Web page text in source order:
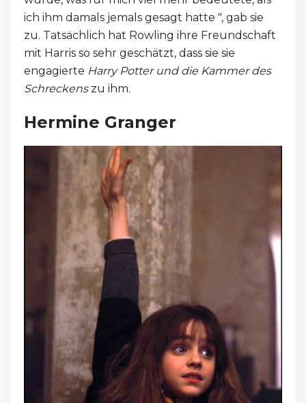
ich ihm damals jemals gesagt hatte ", gab sie
zu. Tatsächlich hat Rowling ihre Freundschaft
mit Harris so sehr geschätzt, dass sie sie
engagierte Harry Potter und die Kammer des
Schreckenszu ihm.
Hermine Granger